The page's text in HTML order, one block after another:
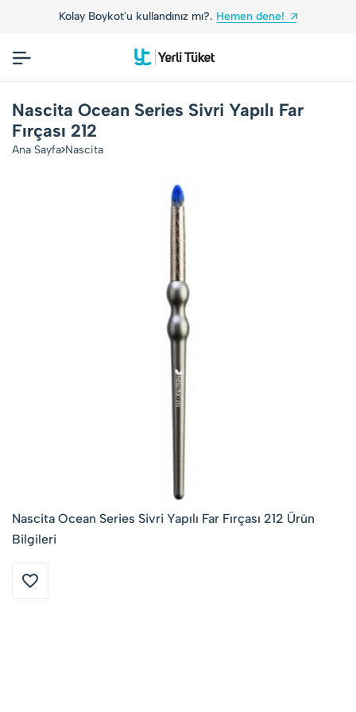
Kolay Boykot'u kullandınız mı?. Hemen dene!
Nascita Ocean Series Sivri Yapılı Far
Fırçası 212
Ana Sayfa Nascita
Nascita Ocean Series Sivri Yapılı Far Fırçası 212 Ürün
Bilgileri